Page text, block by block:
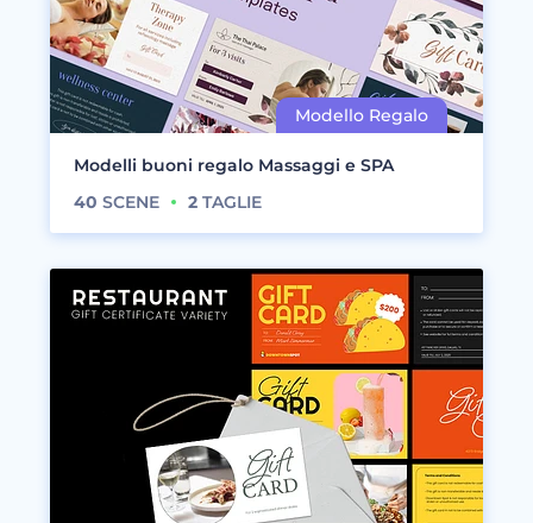
Modelli buoni regalo Massaggi e SPA
40 SCENE 2 TAGLIE